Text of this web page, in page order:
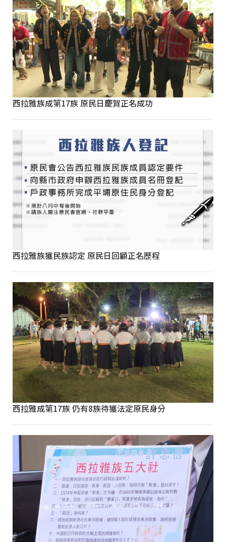
西拉雅族成第17族 原民日慶賀正名成功
西拉雅族獲民族認定 原民日回顧正名歷程
西拉雅成第17族 仍有8族待獲法定原民身分